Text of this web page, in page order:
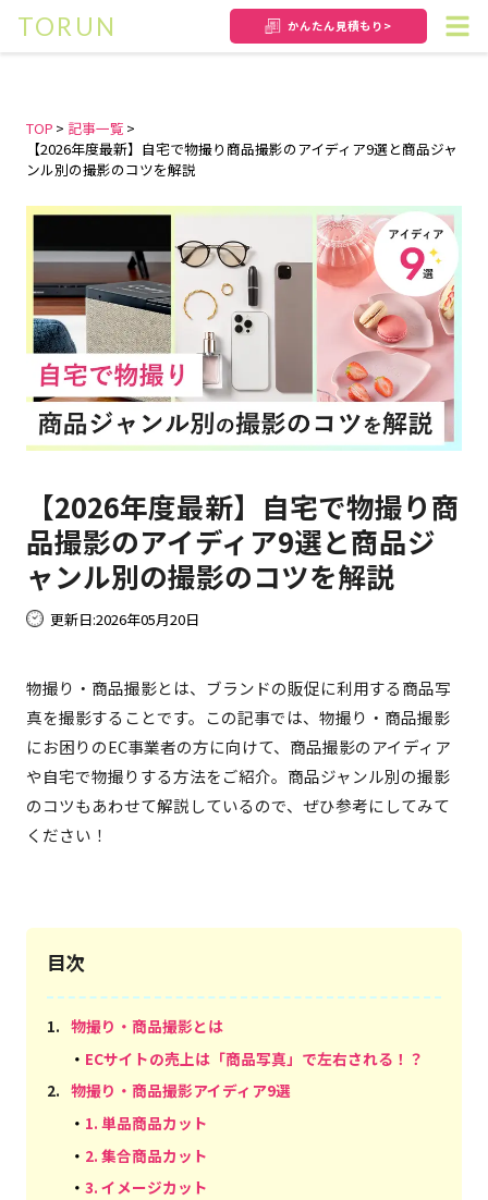
TORUN かんたん見積もり>
TOP
記事一覧
【2026年度最新】自宅で物撮り商品撮影のアイディア9選と商品ジャ
ンル別の撮影のコツを解説
【2026年度最新】自宅で物撮り商
品撮影のアイディア9選と商品ジ
ャンル別の撮影のコツを解説
更新日:2026年05月20日
物撮り・商品撮影とは、ブランドの販促に利用する商品写
真を撮影することです。この記事では、物撮り・商品撮影
にお困りのEC事業者の方に向けて、商品撮影のアイディア
や自宅で物撮りする方法をご紹介。商品ジャンル別の撮影
のコツもあわせて解説しているので、ぜひ参考にしてみて
ください！
目次
1. 物撮り・商品撮影とは
・ ECサイトの売上は「商品写真」で左右される！？
2. 物撮り・商品撮影アイディア9選
・ 1. 単品商品カット
・ 2. 集合商品カット
・ 3. イメージカット